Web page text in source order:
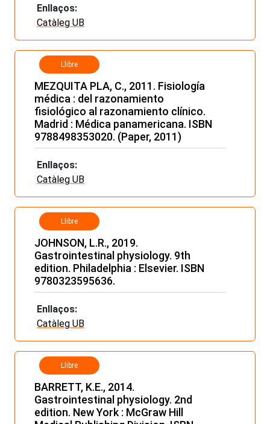
Enllaços:
Catàleg UB
Llibre
MEZQUITA PLA, C., 2011. Fisiología
médica : del razonamiento
fisiológico al razonamiento clínico.
Madrid : Médica panamericana. ISBN
9788498353020. (Paper, 2011)
Enllaços:
Catàleg UB
Llibre
JOHNSON, L.R., 2019.
Gastrointestinal physiology. 9th
edition. Philadelphia : Elsevier. ISBN
9780323595636.
Enllaços:
Catàleg UB
Llibre
BARRETT, K.E., 2014.
Gastrointestinal physiology. 2nd
edition. New York : McGraw Hill